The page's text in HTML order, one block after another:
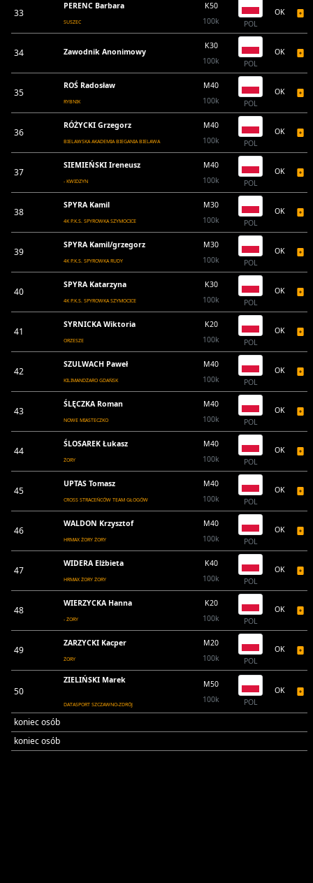
33
PERENC Barbara
SUSZEC
K50
100k
POL
OK
34 Zawodnik Anonimowy
K30
100k
POL
OK
35
ROŚ Radosław
RYBNIK
M40
100k
POL
OK
36
RÓŻYCKI Grzegorz
BIELAWSKA AKADEMIA BIEGANIA BIELAWA
M40
100k
POL
OK
37
SIEMIEŃSKI Ireneusz
- KWIDZYN
M40
100k
POL
OK
38
SPYRA Kamil
4K P.K.S. SPYROWKA SZYMOCICE
M30
100k
POL
OK
39
SPYRA Kamil/grzegorz
4K P.K.S. SPYROWKA RUDY
M30
100k
POL
OK
40
SPYRA Katarzyna
4K P.K.S. SPYROWKA SZYMOCICE
K30
100k
POL
OK
41
SYRNICKA Wiktoria
ORZESZE
K20
100k
POL
OK
42
SZULWACH Paweł
KILIMANDŻARO GDAŃSK
M40
100k
POL
OK
43
ŚLĘCZKA Roman
NOWE MIASTECZKO
M40
100k
POL
OK
44
ŚLOSAREK Łukasz
ŻORY
M40
100k
POL
OK
45
UPTAS Tomasz
CROSS STRACEŃCÓW TEAM GŁOGÓW
M40
100k
POL
OK
46
WALDON Krzysztof
HRMAX ŻORY ŻORY
M40
100k
POL
OK
47
WIDERA Elżbieta
HRMAX ŻORY ŻORY
K40
100k
POL
OK
48
WIERZYCKA Hanna
- ŻORY
K20
100k
POL
OK
49
ZARZYCKI Kacper
ŻORY
M20
100k
POL
OK
50
ZIELIŃSKI Marek
DATASPORT SZCZAWNO-ZDRÓJ
M50
100k
POL
OK
koniec osób
koniec osób